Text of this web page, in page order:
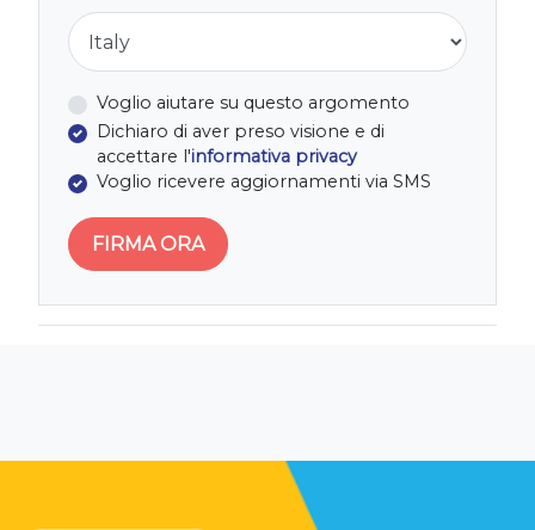
Nazione
Voglio aiutare su questo argomento
Dichiaro di aver preso visione e di
accettare l'informativa privacy
Voglio ricevere aggiornamenti via SMS